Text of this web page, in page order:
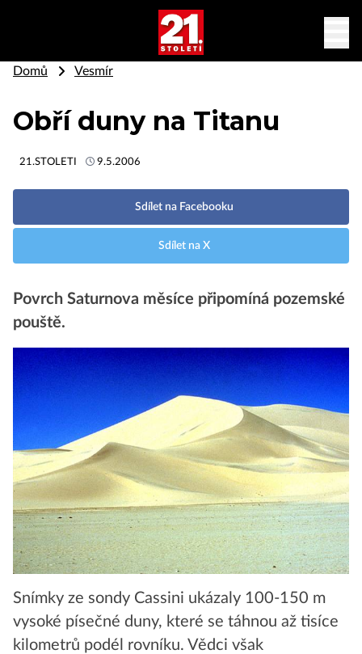
Domů Vesmír
Obří duny na Titanu
21.STOLETI 9.5.2006
Sdílet na Facebooku
Sdílet na X
Povrch Saturnova měsíce připomíná pozemské
pouště.
Snímky ze sondy Cassini ukázaly 100-150 m
vysoké písečné duny, které se táhnou až tisíce
kilometrů podél rovníku. Vědci však